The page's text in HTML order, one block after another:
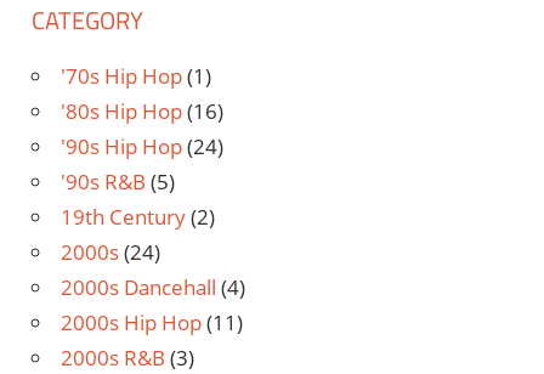
CATEGORY
'70s Hip Hop(1)
'80s Hip Hop(16)
'90s Hip Hop(24)
'90s R&B (5)
19th Century(2)
2000s(24)
2000s Dancehall (4)
2000s Hip Hop(11)
2000s R&B (3)